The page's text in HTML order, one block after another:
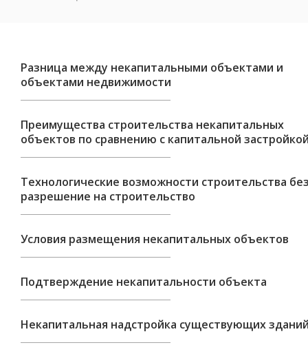
Разница между некапитальными объектами и
объектами недвижимости
Преимущества строительства некапитальных
объектов по сравнению с капитальной
Технологические возможности строительства
разрешение на строительство
Условия размещения некапитальных объектов
Подтверждение некапитальности объекта
Некапитальная надстройка существующих